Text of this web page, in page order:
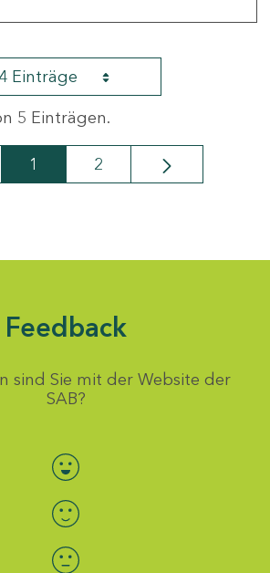
4 Einträge
5 Einträgen.
Seite
1 Seite
2
Feedback
sind Sie mit der Website der
SAB?
Bewertung auswählen